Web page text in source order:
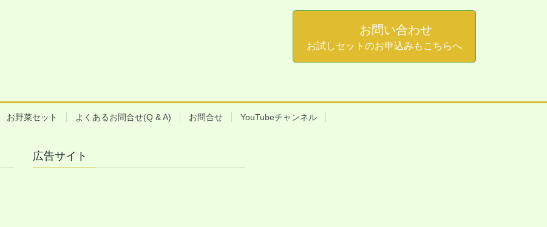
お問い合わせ
お試しセットのお申込みもこちらへ
お野菜セット よくあるお問合せ(Q & A) お問合せ YouTubeチャンネル
広告サイト